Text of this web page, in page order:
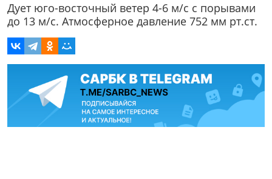
Дует юго-восточный ветер 4-6 м/с с порывами
до 13 м/с. Атмосферное давление 752 мм рт.ст.